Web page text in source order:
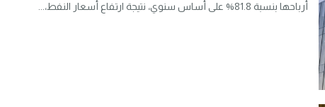
أرباحها بنسبة 81.8% على أساس سنوي، نتيجة ارتفاع أسعار النفط،...